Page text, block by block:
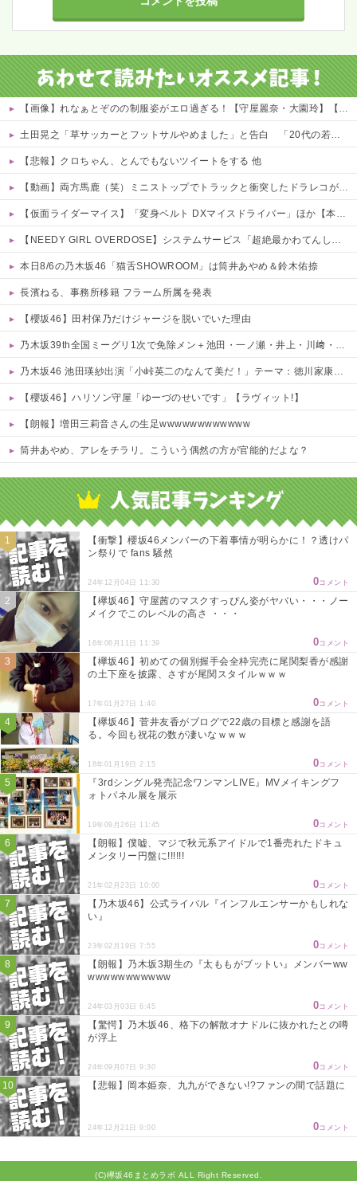
【画像】れなぁとぞのの制服姿がエロ過ぎる！【守屋麗奈・大園玲】【櫻坂46】 他
土田晃之「草サッカーとフットサルやめました」と告白 「20代の若手が来るんです。つまんなくて」 他
【悲報】クロちゃん、とんでもないツイートをする 他
【動画】両方馬鹿（笑）ミニストップでトラックと衝突したドラレコが（ノ∇`）
【仮面ライダーマイス】「変身ベルト DXマイスドライバー」ほか【本日予約開始！】
【NEEDY GIRL OVERDOSE】システムサービス「超絶最かわてんしちゃん」プライズフィギュア【彩色原型公開】
本日8/6の乃木坂46「猫舌SHOWROOM」は筒井あやめ＆鈴木佑捺
長濱ねる、事務所移籍 フラーム所属を発表
【櫻坂46】田村保乃だけジャージを脱いでいた理由
乃木坂39th全国ミーグリ1次で免除メン＋池田・一ノ瀬・井上・川﨑・菅原・中西が全完売
乃木坂46 池田瑛紗出演「小峠英二のなんて美だ！」テーマ：徳川家康【2025.8.5 24:00〜 TOKYO MX】
【櫻坂46】ハリソン守屋「ゆーづのせいです」【ラヴィット!】
【朗報】増田三莉音さんの生足wwwwwwwwwwww
筒井あやめ、アレをチラリ。こういう偶然の方が官能的だよな？
【衝撃】櫻坂46メンバーの下着事情が明らかに！？透けパ
ン祭りで fans 騒然
24年12月04日 11:30 0コメント
【欅坂46】守屋茜のマスクすっぴん姿がヤバい・・・ノー
メイクでこのレベルの高さ ・・・
16年06月11日 11:39 0コメント
【欅坂46】初めての個別握手会全枠完売に尾関梨香が感謝
の土下座を披露、さすが尾関スタイルｗｗｗ
17年01月27日 1:40 0コメント
【欅坂46】菅井友香がブログで22歳の目標と感謝を語
る。今回も祝花の数が凄いなｗｗｗ
18年01月19日 2:15 0コメント
『3rdシングル発売記念ワンマンLIVE』MVメイキングフ
ォトパネル展を展示
19年09月26日 11:45 0コメント
【朗報】僕嘘、マジで秋元系アイドルで1番売れたドキュ
メンタリー円盤に!!!!!!
21年02月23日 10:00 0コメント
【乃木坂46】公式ライバル『インフルエンサーかもしれな
い』
23年02月19日 7:55 0コメント
【朗報】乃木坂3期生の『太ももがブットい』メンバーww
wwwwwwwwwww
24年03月03日 6:45 0コメント
【驚愕】乃木坂46、格下の解散オナドルに抜かれたとの噂
が浮上
24年09月07日 9:30 0コメント
【悲報】岡本姫奈、九九ができない!?ファンの間で話題に
24年12月21日 9:00 0コメント
(C)欅坂46まとめラボ ALL Right Reserved.